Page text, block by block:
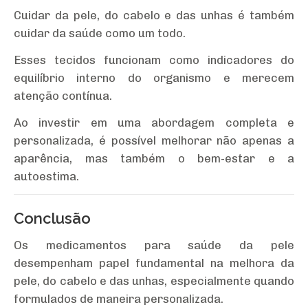
Cuidar da pele, do cabelo e das unhas é também
cuidar da saúde como um todo.
Esses tecidos funcionam como indicadores do
equilíbrio interno do organismo e merecem
atenção contínua.
Ao investir em uma abordagem completa e
personalizada, é possível melhorar não apenas a
aparência, mas também o bem-estar e a
autoestima.
Conclusão
Os medicamentos para saúde da pele
desempenham papel fundamental na melhora da
pele, do cabelo e das unhas, especialmente quando
formulados de maneira personalizada.